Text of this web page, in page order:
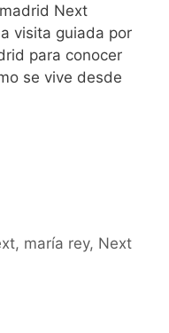
Next
visita guiada por
para conocer
se vive desde
, maría rey, Next